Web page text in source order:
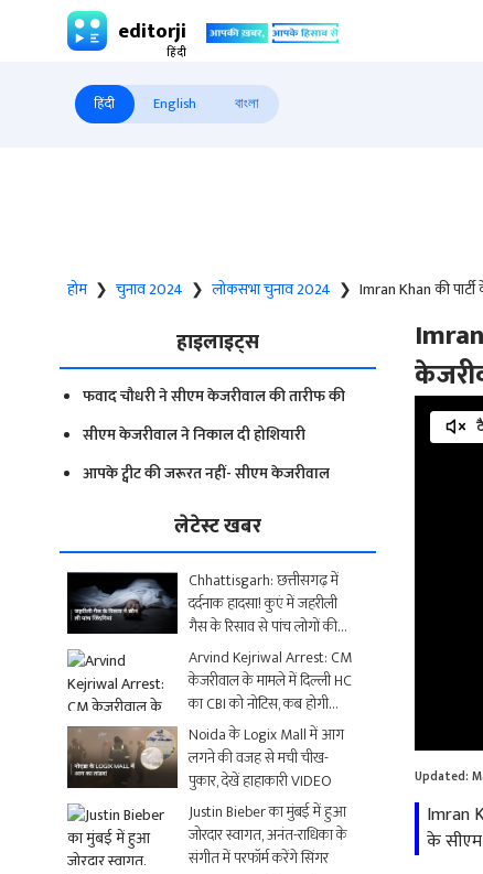
editorji
हिंदी English বাংলা
होम ❯ चुनाव 2024 ❯ लोकसभा चुनाव 2024 ❯ Imran Khan की
हाइलाइट्स
फवाद चौधरी ने सीएम केजरीवाल की तारीफ की
सीएम केजरीवाल ने निकाल दी होशियारी
आपके ट्वीट की जरूरत नहीं- सीएम केजरीवाल
लेटेस्ट खबर
Chhattisgarh: छत्तीसगढ़ में
दर्दनाक हादसा! कुएं में जहरीली
गैस के रिसाव से पांच लोगों की
मौत
Arvind Kejriwal Arrest: CM
केजरीवाल के मामले में दिल्ली HC
का CBI को नोटिस, कब होगी
अगली सुनवाई?
Noida के Logix Mall में आग
लगने की वजह से मची चीख-
पुकार, देखें हाहाकारी VIDEO
Justin Bieber का मुंबई में हुआ
जोरदार स्वागत, अनंत-राधिका के
संगीत में परफॉर्म करेंगे सिंगर
Imran
के सीएम
Updated: